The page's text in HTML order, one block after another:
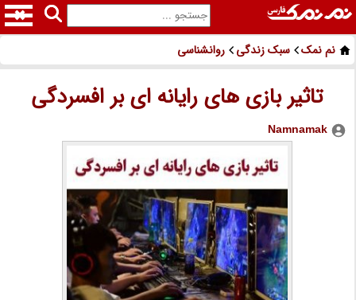
نم نمک سبک زندگی روانشناسی
تاثیر بازی های رایانه ای بر افسردگی
Namnamak